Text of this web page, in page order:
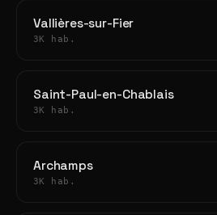
Vallières-sur-Fier
3K hab.
Saint-Paul-en-Chablais
3K hab.
Archamps
3K hab.